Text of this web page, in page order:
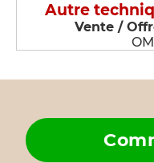
Autre
Vente /